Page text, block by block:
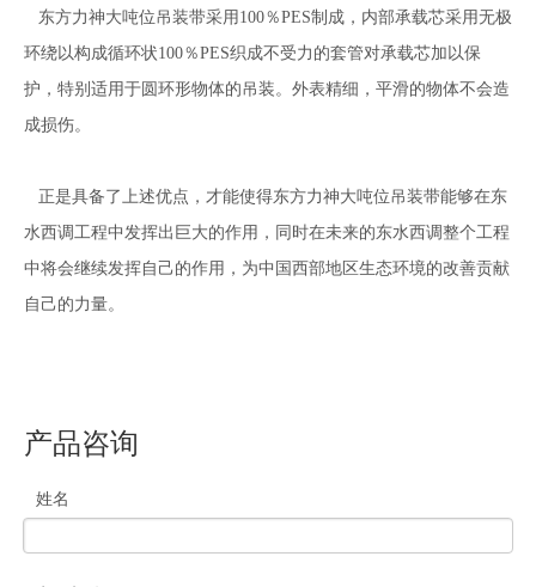
东方力神大吨位吊装带采用100％PES制成，内部承载芯采用无极
环绕以构成循环状100％PES织成不受力的套管对承载芯加以保
护，特别适用于圆环形物体的吊装。外表精细，平滑的物体不会造
成损伤。
正是具备了上述优点，才能使得东方力神大吨位吊装带能够在东
水西调工程中发挥出巨大的作用，同时在未来的东水西调整个工程
中将会继续发挥自己的作用，为中国西部地区生态环境的改善贡献
自己的力量。
产品咨询
姓名